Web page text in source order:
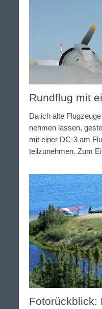
Rundflug mit
Da ich alte
nehmen lassen,
mit einer DC-3 am
teilzunehmen. Zum
Fotorückblick: